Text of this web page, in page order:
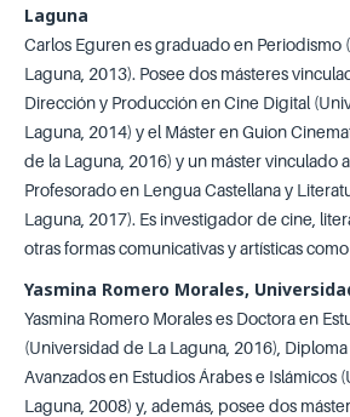
Laguna
Carlos Eguren es graduado en Periodismo
Laguna, 2013). Posee dos másteres
Dirección y Producción en Cine Digital
Laguna, 2014) y el Máster en Guion
de la Laguna, 2016) y un máster vinculado
Profesorado en Lengua Castellana y
Laguna, 2017). Es investigador de cine,
otras formas comunicativas y artísticas
Yasmina Romero Morales,
Yasmina Romero Morales es Doctora en
(Universidad de La Laguna, 2016),
Avanzados en Estudios Árabes e Islámicos
Laguna, 2008) y, además, posee dos